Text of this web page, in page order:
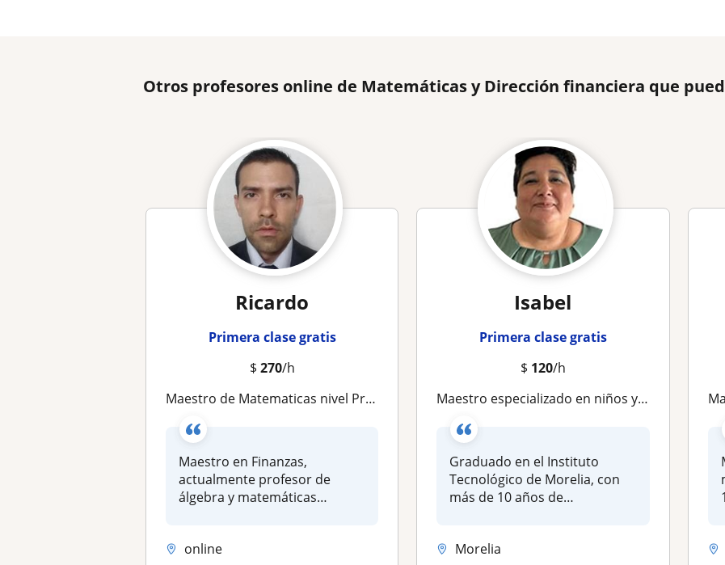
Otros profesores online de Matemáticas y Dirección financiera que
Ricardo
Primera clase gratis
$ 270/h
Maestro de Matematicas nivel Preparatoria-Licenciatura
Maestro en Finanzas,
actualmente profesor de
álgebra y matemáticas
online
Isabel
Primera clase gratis
$ 120/h
Maestro especializado en niños y jóvenes con problemas para aprender
Graduado en el Instituto
Tecnológico de Morelia, con
más de 10 años de
Morelia